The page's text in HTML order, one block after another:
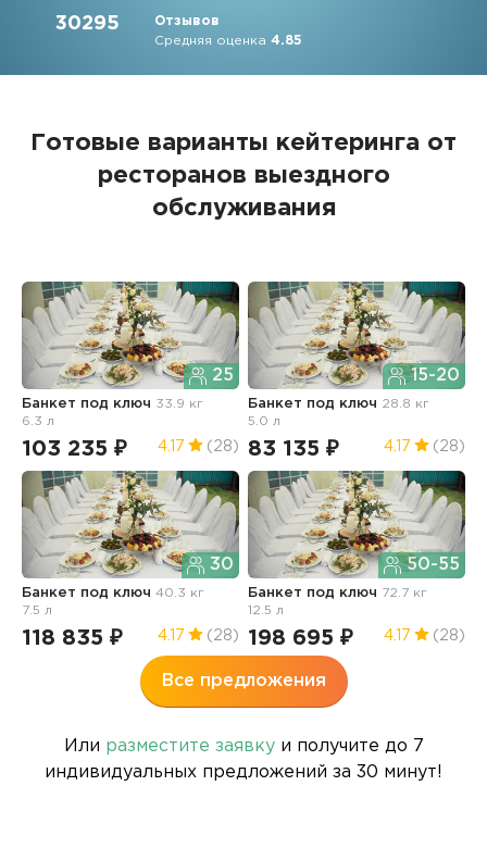
30295
Отзывов
Средняя оценка4.85
Готовые варианты кейтеринга от
ресторанов выездного
обслуживания
25
Банкет под ключ 33.9 кг
6.3 л
103 235 ₽ 4.17 (28)
15-20
Банкет под ключ 28.8 кг
5.0 л
83 135 ₽ 4.17 (28)
30
Банкет под ключ40.3 кг
7.5 л
118 835 ₽ 4.17 (28)
50-55
Банкет под ключ 72.7 кг
12.5 л
198 695 ₽ 4.17 (28)
Все предложения
Или разместите заявкуи получите до 7
индивидуальных предложений за 30 минут!